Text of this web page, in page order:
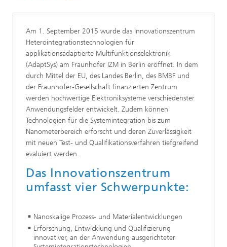
Am 1. September 2015 wurde das Innovationszentrum
Heterointegrationstechnologien für
applikationsadaptierte Multifunktionselektronik
(AdaptSys) am Fraunhofer IZM in Berlin eröffnet. In dem
durch Mittel der EU, des Landes Berlin, des BMBF und
der Fraunhofer-Gesellschaft finanzierten Zentrum
werden hochwertige Elektroniksysteme verschiedenster
Anwendungsfelder entwickelt. Zudem können
Technologien für die Systemintegration bis zum
Nanometerbereich erforscht und deren Zuverlässigkeit
mit neuen Test- und Qualifikationsverfahren tiefgreifend
evaluiert werden.
Das Innovationszentrum
umfasst vier Schwerpunkte:
Nanoskalige Prozess- und Materialentwicklungen
Erforschung, Entwicklung und Qualifizierung
innovativer, an der Anwendung ausgerichteter